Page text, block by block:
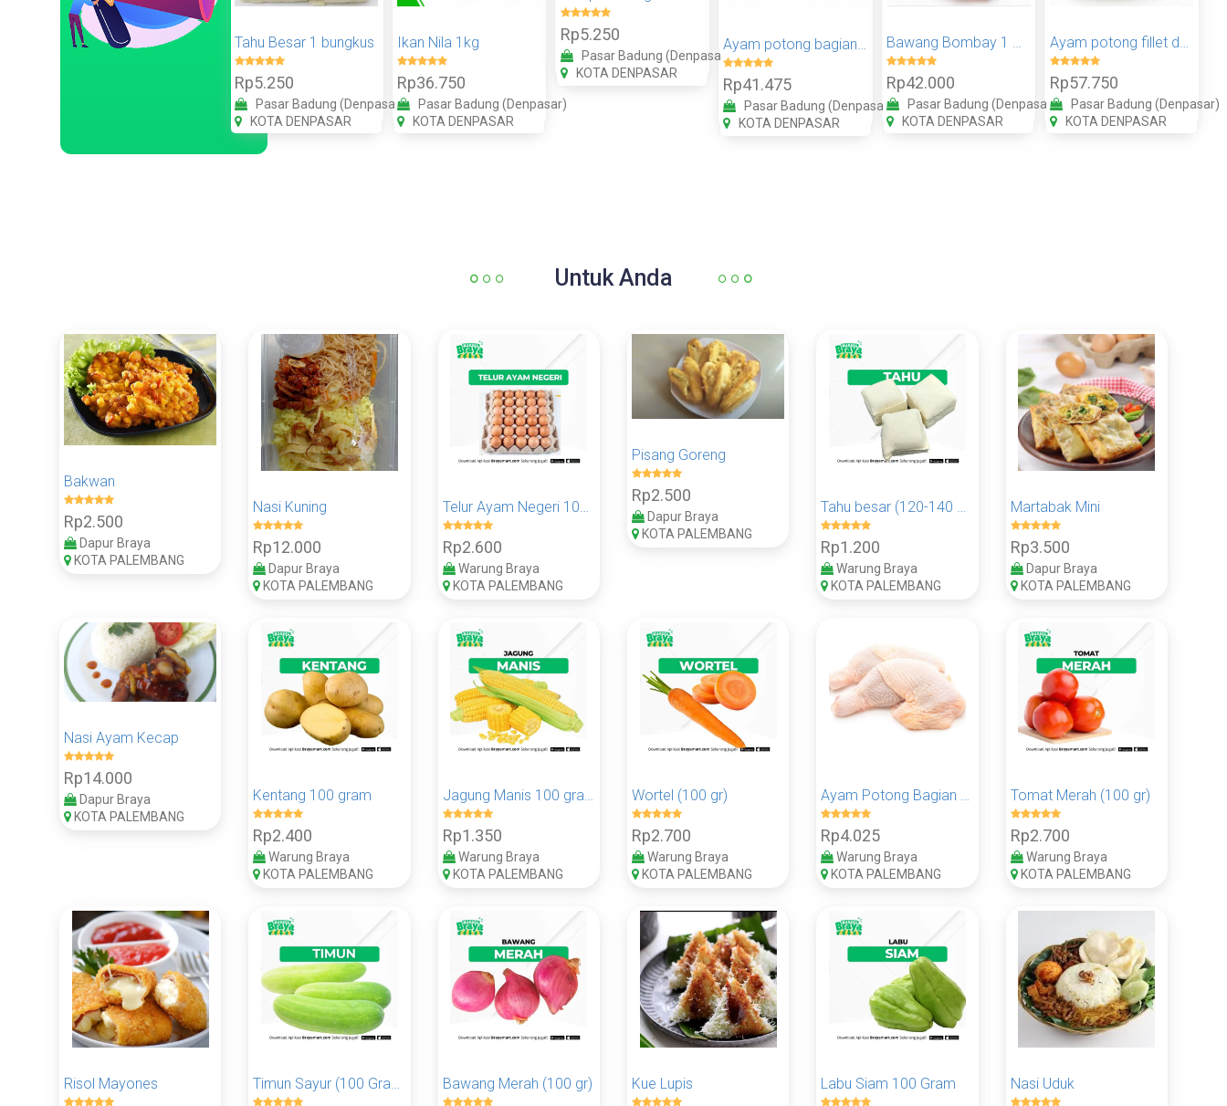
Tahu Besar 1 bungkus
Rp5.250
Pasar Badung (Denpasar)
KOTA DENPASAR
Ikan Nila 1kg
Rp36.750
Pasar Badung (Denpasar)
KOTA DENPASAR
Rp5.250
Pasar Badung (Denpasar)
KOTA DENPASAR
Ayam potong bagian dada 1kg
Rp41.475
Pasar Badung (Denpasar)
KOTA DENPASAR
Rp42.000
Pasar Badung (Denpasar)
KOTA DENPASAR
Rp57.750
Pasar Badung (Denpasar)
KOTA DENPASAR
Untuk Anda
Bakwan
Rp2.500
Dapur Braya
KOTA PALEMBANG
Nasi Kuning
Rp12.000
Dapur Braya
KOTA PALEMBANG
Rp2.600
Warung Braya
KOTA PALEMBANG
Pisang Goreng
Rp2.500
Dapur Braya
KOTA PALEMBANG
Rp1.200
Warung Braya
KOTA PALEMBANG
Martabak Mini
Rp3.500
Dapur Braya
KOTA PALEMBANG
Nasi Ayam Kecap
Rp14.000
Dapur Braya
KOTA PALEMBANG
Kentang 100 gram
Rp2.400
Warung Braya
KOTA PALEMBANG
Rp1.350
Warung Braya
KOTA PALEMBANG
Wortel (100 gr)
Rp2.700
Warung Braya
KOTA PALEMBANG
Rp4.025
Warung Braya
KOTA PALEMBANG
Tomat Merah (100 gr)
Rp2.700
Warung Braya
KOTA PALEMBANG
Risol Mayones Bawang Merah (100 gr) Kue Lupis Labu Siam 100 Gram Nasi Uduk